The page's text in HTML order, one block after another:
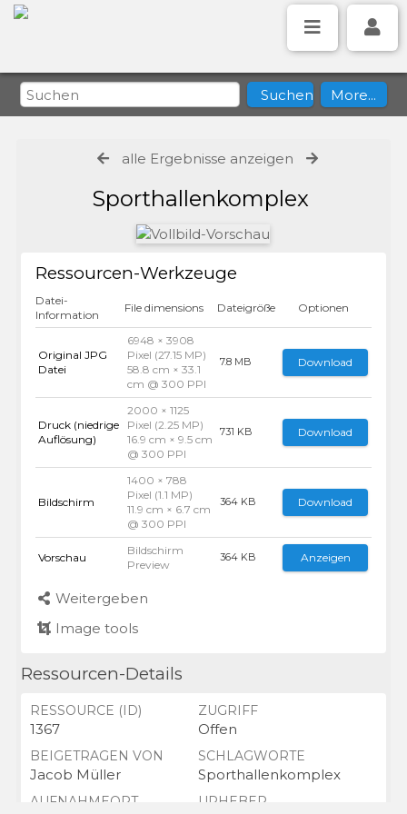
alle Ergebnisse anzeigen
Sporthallenkomplex
Ressourcen-Werkzeuge
Datei-
Information
File dimensions Dateigröße Optionen
Original JPG
Datei
6948 × 3908
Pixel (27.15 MP)
58.8 cm × 33.1
cm @ 300 PPI
7.8 MB Download
Druck (niedrige
Auflösung)
2000 × 1125
Pixel (2.25 MP)
16.9 cm × 9.5 cm
@ 300 PPI
731 KB Download
Bildschirm
1400 × 788
Pixel (1.1 MP)
11.9 cm × 6.7 cm
@ 300 PPI
364 KB Download
Vorschau
Bildschirm
Preview
364 KB Anzeigen
Weitergeben
Image tools
Ressourcen-Details
RESSOURCE (ID)
1367
ZUGRIFF
Offen
BEIGETRAGEN VON
Jacob Müller
SCHLAGWORTE
Sporthallenkomplex
AUFNAHMEORT URHEBER